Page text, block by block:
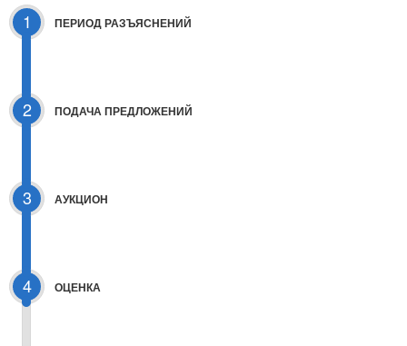
1 ПЕРИОД РАЗЪЯСНЕНИЙ
2 ПОДАЧА ПРЕДЛОЖЕНИЙ
3 АУКЦИОН
4 ОЦЕНКА